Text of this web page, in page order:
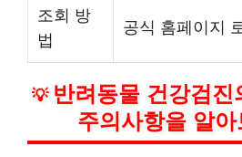
조회 방
법
공식 홈페이지
💡 반려동물 건강검
주의사항을 알아